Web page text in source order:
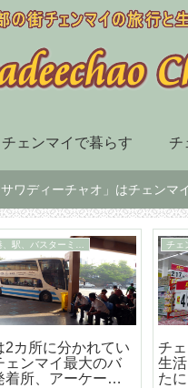
チェンマイで暮らす チ
サワディーチャオ」はチェンマ
チェンマイ市内の移動手段
も地下鉄もないチ
マイはソンテウで
動が便利で楽しい
チ
の
ー